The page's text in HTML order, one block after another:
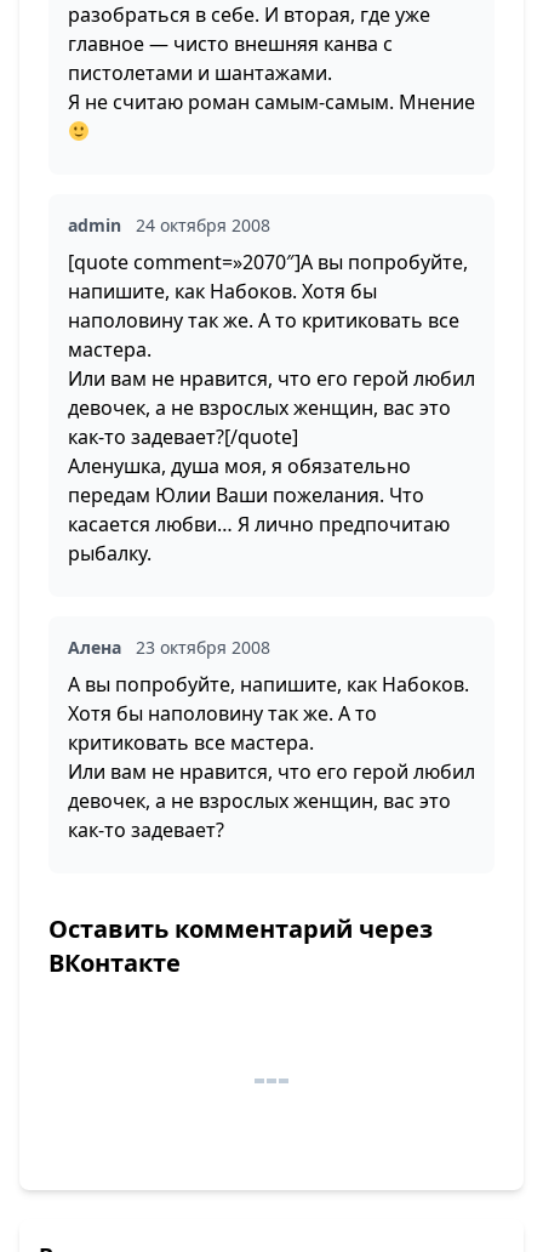
разобраться в себе. И вторая, где уже
главное — чисто внешняя канва с
пистолетами и шантажами.
Я не считаю роман самым-самым. Мнение
admin 24 октября 2008
[quote comment=»2070″]А вы попробуйте,
напишите, как Набоков. Хотя бы
наполовину так же. А то критиковать все
мастера.
Или вам не нравится, что его герой любил
девочек, а не взрослых женщин, вас это
как-то задевает?[/quote]
Аленушка, душа моя, я обязательно
передам Юлии Ваши пожелания. Что
касается любви… Я лично предпочитаю
рыбалку.
Алена 23 октября 2008
А вы попробуйте, напишите, как Набоков.
Хотя бы наполовину так же. А то
критиковать все мастера.
Или вам не нравится, что его герой любил
девочек, а не взрослых женщин, вас это
как-то задевает?
Оставить комментарий через
ВКонтакте